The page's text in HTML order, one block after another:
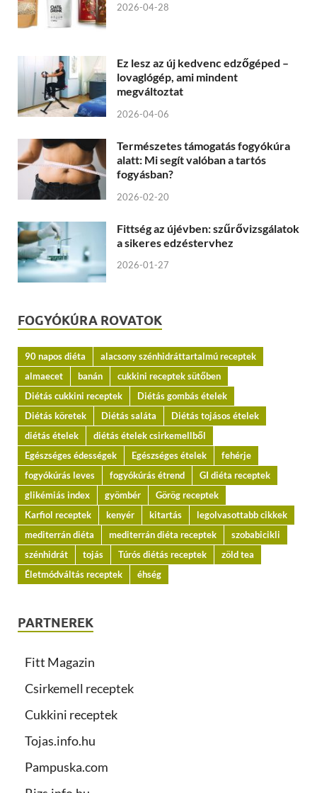
2026-04-28
Ez lesz az új kedvenc edzőgéped –
lovaglógép, ami mindent
megváltoztat
2026-04-06
Természetes támogatás fogyókúra
alatt: Mi segít valóban a tartós
fogyásban?
2026-02-20
Fittség az újévben: szűrővizsgálatok
a sikeres edzéstervhez
2026-01-27
FOGYÓKÚRA ROVATOK
90 napos diéta
alacsony szénhidráttartalmú receptek
almaecet
banán
cukkini receptek sütőben
Diétás cukkini receptek
Diétás gombás ételek
Diétás köretek
Diétás saláta
Diétás tojásos ételek
diétás ételek
diétás ételek csirkemellből
Egészséges édességek
Egészséges ételek
fehérje
fogyókúrás leves
fogyókúrás étrend
GI diéta receptek
glikémiás index
gyömbér
Görög receptek
Karfiol receptek
kenyér kitartás
legolvasottabb cikkek
mediterrán diéta
mediterrán diéta receptek
szobabicikli
szénhidrát
tojás Túrós diétás receptek
zöld tea
Életmódváltás receptek
éhség
PARTNEREK
Fitt Magazin
Csirkemell receptek
Cukkini receptek
Tojas.info.hu
Pampuska.com